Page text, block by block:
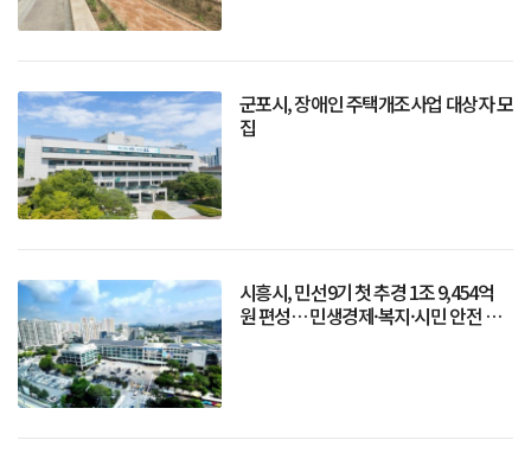
군포시, 장애인 주택개조사업 대상자 모
집
시흥시, 민선9기 첫 추경 1조 9,454억
원 편성… 민생경제·복지·시민 안전 강